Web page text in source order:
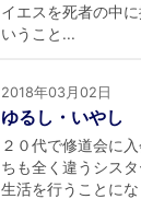
イエスを死者の中
いうこと...
2018年03月02日
ゆるし・いやし
２０代で修道会に
ちも全く違うシス
生活を行うことに